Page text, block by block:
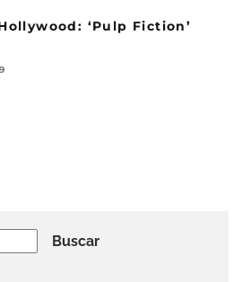
‘Pulp Fiction’
Buscar